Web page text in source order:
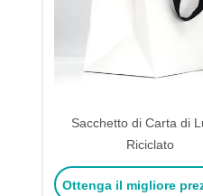
Sacchetto di Carta di
Riciclato
Ottenga il migliore